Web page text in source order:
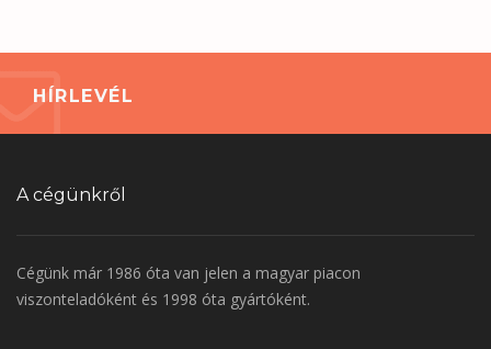
HÍRLEVÉL
A cégünkről
Cégünk már 1986 óta van jelen a magyar piacon
viszonteladóként és 1998 óta gyártóként.